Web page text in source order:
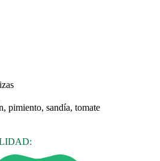
pimiento, sandía, tomate